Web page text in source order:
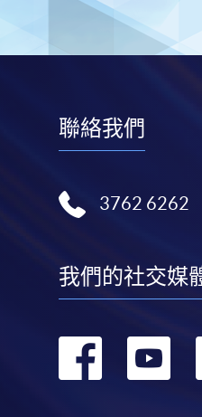
聯絡我們
3762 6262
我們的社交媒
轉